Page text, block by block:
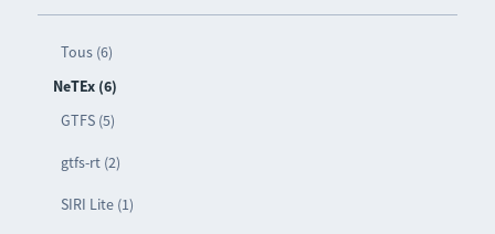
Tous (6)
NeTEx (6)
GTFS (5)
gtfs-rt (2)
SIRI Lite (1)